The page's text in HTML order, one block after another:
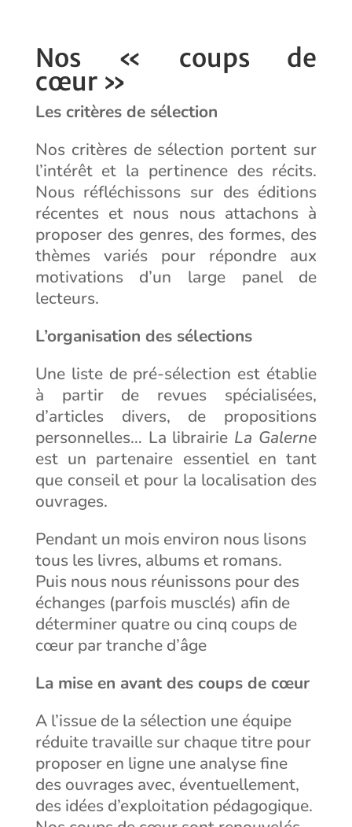
Nos « coups de
cœur »
Les critères de sélection
Nos critères de sélection portent sur
l’intérêt et la pertinence des récits.
Nous réfléchissons sur des éditions
récentes et nous nous attachons à
proposer des genres, des formes, des
thèmes variés pour répondre aux
motivations d’un large panel de
lecteurs.
L’organisation des sélections
Une liste de pré-sélection est établie
à partir de revues spécialisées,
d’articles divers, de propositions
personnelles… La librairie La Galerne
est un partenaire essentiel en tant
que conseil et pour la localisation des
ouvrages.
Pendant un mois environ nous lisons
tous les livres, albums et romans.
Puis nous nous réunissons pour des
échanges (parfois musclés) afin de
déterminer quatre ou cinq coups de
cœur par tranche d’âge
La mise en avant des coups de cœur
A l’issue de la sélection une équipe
réduite travaille sur chaque titre pour
proposer en ligne une analyse fine
des ouvrages avec, éventuellement,
des idées d’exploitation pédagogique.